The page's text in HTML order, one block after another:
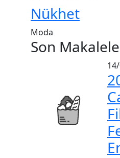
Nükhet
Moda
Son